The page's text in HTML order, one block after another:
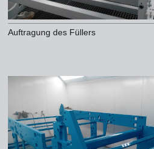
Auftragung des Füllers